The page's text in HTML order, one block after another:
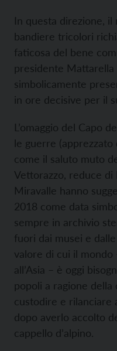
In questa direzione,
bandiere tricolori
faticosa del bene
presidente
simbolicamente
in ore decisive per il
L’omaggio del Capo
le guerre (apprezzato
come il saluto muto
Vettorazzo, reduce di
Miravalle hanno
2018 come data
sempre in archivio
fuori dai musei e
valore di cui il
all’Asia – è oggi
popoli a ragione
custodire e rilanciare
dopo averlo accolto
cappello d’alpino.